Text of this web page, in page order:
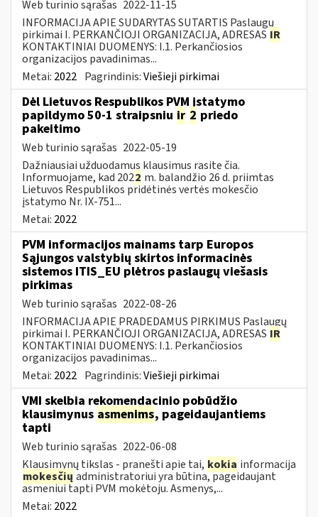
Web turinio sąrašas 2022-11-15
INFORMACIJA APIE SUDARYTAS SUTARTIS Paslaugų
pirkimai I. PERKANČIOJI ORGANIZACIJA, ADRESAS IR
KONTAKTINIAI DUOMENYS: I.1. Perkančiosios
organizacijos pavadinimas...
Metai: 2022 Pagrindinis:Viešieji pirkimai
Dėl Lietuvos Respublikos PVM įstatymo
papildymo 50-1 straipsniu ir 2 priedo
pakeitimo
Web turinio sąrašas 2022-05-19
Dažniausiai užduodamus klausimus rasite čia.
Informuojame, kad 2022 m. balandžio 26 d. priimtas
Lietuvos Respublikos pridėtinės vertės mokesčio
įstatymo Nr. IX-751...
Metai: 2022
PVM informacijos mainams tarp Europos
Sąjungos valstybių skirtos informacinės
sistemos ITIS_EU plėtros paslaugų viešasis
pirkimas
Web turinio sąrašas 2022-08-26
INFORMACIJA APIE PRADEDAMUS PIRKIMUS Paslaugų
pirkimai I. PERKANČIOJI ORGANIZACIJA, ADRESAS IR
KONTAKTINIAI DUOMENYS: I.1. Perkančiosios
organizacijos pavadinimas...
Metai: 2022 Pagrindinis:Viešieji pirkimai
VMI skelbia rekomendacinio pobūdžio
klausimynus asmenims, pageidaujantiems
tapti
Web turinio sąrašas 2022-06-08
Klausimynų tikslas - pranešti apie tai, kokia informacija
mokesčių administratoriui yra būtina, pageidaujant
asmeniui tapti PVM mokėtoju. Asmenys,...
Metai: 2022